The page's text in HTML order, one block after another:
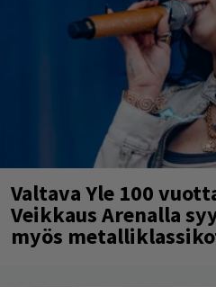
Valtava Yle 100
Veikkaus Arenalla
myös